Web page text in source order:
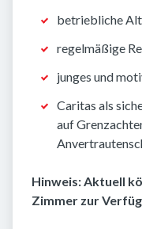
betriebliche
regelmäßige
junges und
Caritas als
auf
Hinweis: Aktuell
Zimmer zur